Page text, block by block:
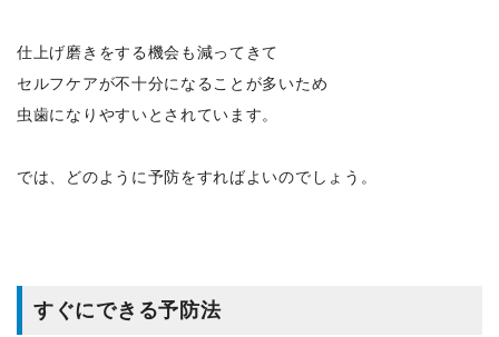
仕上げ磨きをする機会も減ってきて
セルフケアが不十分になることが多いため
虫歯になりやすいとされています。
では、どのように予防をすればよいのでしょう。
すぐにできる予防法